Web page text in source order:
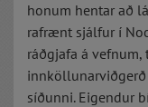
honum hentar að
rafrænt sjálfur í
ráðgjafa á
innköllunarviðgerð
síðunni. Eigendur